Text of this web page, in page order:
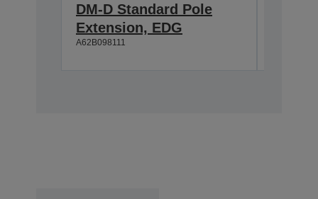
DM-D Standard Pole
Extension, EDG
A62B098111